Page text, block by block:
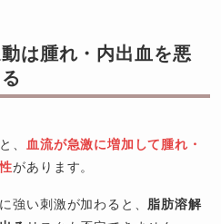
は腫れ・内出血を悪
、
血流が急激に増加して腫れ・
があります。
強い刺激が加わると、 脂肪溶解